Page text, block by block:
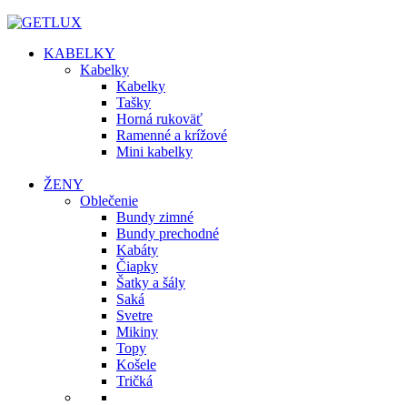
KABELKY
Kabelky
Kabelky
Tašky
Horná rukoväť
Ramenné a krížové
Mini kabelky
ŽENY
Oblečenie
Bundy zimné
Bundy prechodné
Kabáty
Čiapky
Šatky a šály
Saká
Svetre
Mikiny
Topy
Košele
Tričká